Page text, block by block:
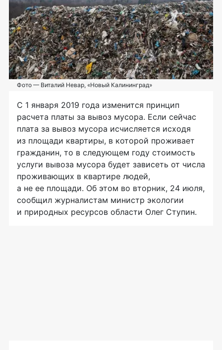
Фото — Виталий Невар, «Новый Калининград»
С 1 января 2019 года изменится принцип
расчета платы за вывоз мусора. Если сейчас
плата за вывоз мусора исчисляется исходя
из площади квартиры, в которой проживает
гражданин, то в следующем году стоимость
услуги вывоза мусора будет зависеть от числа
проживающих в квартире людей,
а не ее площади. Об этом во вторник, 24 июля,
сообщил журналистам министр экологии
и природных ресурсов области Олег Ступин.